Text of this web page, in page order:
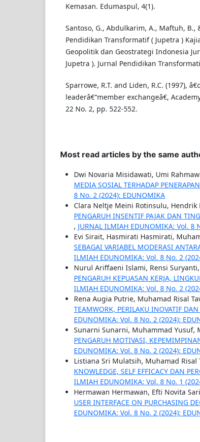
Kemasan. Edumaspul, 4(1).
Santoso, G., Abdulkarim, A., Maftuh, B.,
Pendidikan Transformatif ( Jupetra )
Geopolitik dan Geostrategi Indonesia
Jupetra ). Jurnal Pendidikan
Sparrowe, R.T. and Liden, R.C. (1997),
leaderâ€“member exchangeâ€,
22 No. 2, pp. 522-552.
Most read articles by the same
Dwi Novaria Misidawati, Umi
MEDIA SOSIAL TERHADAP
8 No. 2 (2024): EDUNOMIKA
Clara Neltje Meini Rotinsulu, Hendrik
PENGARUH INSENTIF PAJAK DAN
, JURNAL ILMIAH EDUNOMIKA: Vol. 8
Evi Sirait, Hasmirati Hasmirati,
SEBAGAI VARIABEL MODERASI
ILMIAH EDUNOMIKA: Vol. 8 No. 2
Nurul Ariffaeni Islami, Rensi
PENGARUH KEPUASAN KERJA,
ILMIAH EDUNOMIKA: Vol. 8 No. 2
Rena Augia Putrie, Muhamad Risal
TEAMWORK, PERILAKU INOVATIF
EDUNOMIKA: Vol. 8 No. 2 (2024):
Sunarni Sunarni, Muhammad Yusuf,
PENGARUH MOTIVASI,
EDUNOMIKA: Vol. 8 No. 2 (2024):
Listiana Sri Mulatsih, Muhamad
KNOWLEDGE, SELF EFFICACY DAN
ILMIAH EDUNOMIKA: Vol. 8 No. 1
Hermawan Hermawan, Efti Novita
USER INTERFACE ON PURCHASING
EDUNOMIKA: Vol. 8 No. 2 (2024):